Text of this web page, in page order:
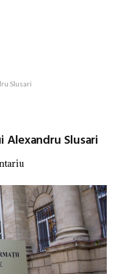
Slusari
Alexandru Slusari